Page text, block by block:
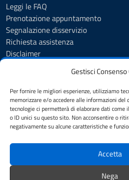
Gestisci Consenso
Per fornire le migliori esperienze, utilizziamo
memorizzare e/o accedere alle informazioni
tecnologie ci permetterà di elaborare dati come
o ID unici su questo sito. Non acconsentire o
negativamente su alcune caratteristiche e
Accetta
Nega
Leggi le FAQ
Prenotazione appuntamento
Segnalazione disservizio
Richiesta assistenza
Disclaimer
Cookie Policy
Informativa privacy
Dichiarazione di accessibilità
Note legali
SEGUICI SU